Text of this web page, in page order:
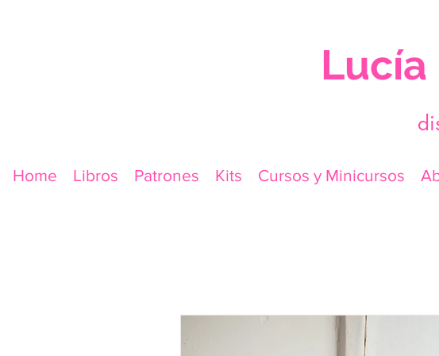
Lucía
d
Home Libros Patrones Kits Cursos y Minicursos